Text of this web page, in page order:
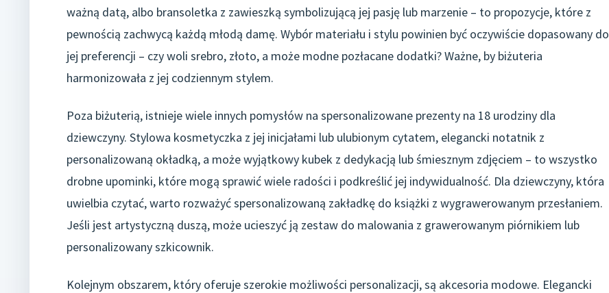
ważną datą, albo bransoletka z zawieszką symbolizującą jej pasję lub marzenie – to propozycje, które z
pewnością zachwycą każdą młodą damę. Wybór materiału i stylu powinien być oczywiście dopasowany do
jej preferencji – czy woli srebro, złoto, a może modne pozłacane dodatki? Ważne, by biżuteria
harmonizowała z jej codziennym stylem.
Poza biżuterią, istnieje wiele innych pomysłów na spersonalizowane prezenty na 18 urodziny dla
dziewczyny. Stylowa kosmetyczka z jej inicjałami lub ulubionym cytatem, elegancki notatnik z
personalizowaną okładką, a może wyjątkowy kubek z dedykacją lub śmiesznym zdjęciem – to wszystko
drobne upominki, które mogą sprawić wiele radości i podkreślić jej indywidualność. Dla dziewczyny, która
uwielbia czytać, warto rozważyć spersonalizowaną zakładkę do książki z wygrawerowanym przesłaniem.
Jeśli jest artystyczną duszą, może ucieszyć ją zestaw do malowania z grawerowanym piórnikiem lub
personalizowany szkicownik.
Kolejnym obszarem, który oferuje szerokie możliwości personalizacji, są akcesoria modowe. Elegancki